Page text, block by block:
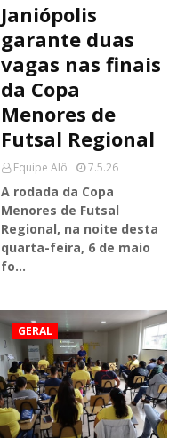
Janiópolis
garante duas
vagas nas finais
da Copa
Menores de
Futsal Regional
Equipe Alô 7.5.26
A rodada da Copa
Menores de Futsal
Regional, na noite desta
quarta-feira, 6 de maio
fo…
GERAL